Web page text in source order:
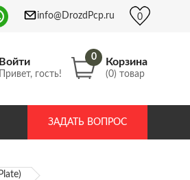
info@DrozdPcp.ru 0
Войти
Привет, гость!
0 Корзина
(0) товар
ЗАДАТЬ ВОПРОС